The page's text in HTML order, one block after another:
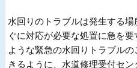
水回りのトラブルは発生する
ぐに対応が必要な処置に急を
ような緊急の水回りトラブル
きるように、水道修理受付セ